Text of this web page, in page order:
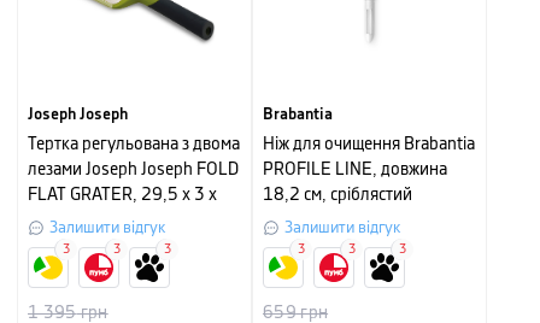
Joseph Joseph
Тертка регульована з двома
лезами Joseph Joseph FOLD
FLAT GRATER, 29,5 х 3 х
10 см, зелений
Залишити відгук
1 395грн
3 3 3
Brabantia
Ніж для очищення Brabantia
PROFILE LINE, довжина
18,2 см, сріблястий
Залишити відгук
659грн
3 3 3